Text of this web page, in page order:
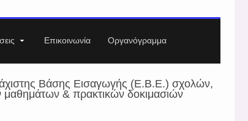
Επικοινωνία Οργανόγραμμα
Βάσης Εισαγωγής (Ε.Β.Ε.) σχολών,
& πρακτικών δοκιμασιών